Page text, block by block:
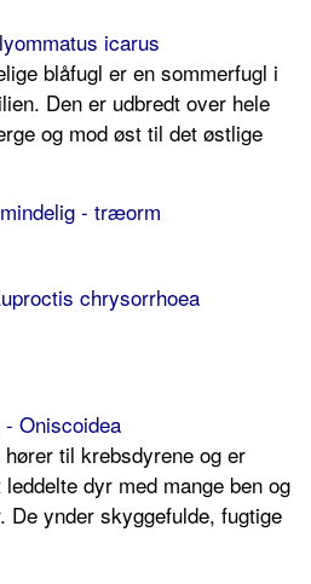
icarus
blåfugl er en sommerfugl i
Den er udbredt over hele
og mod øst til det østlige
- træorm
chrysorrhoea
Oniscoidea
til krebsdyrene og er
dyr med mange ben og
De ynder skyggefulde, fugtige